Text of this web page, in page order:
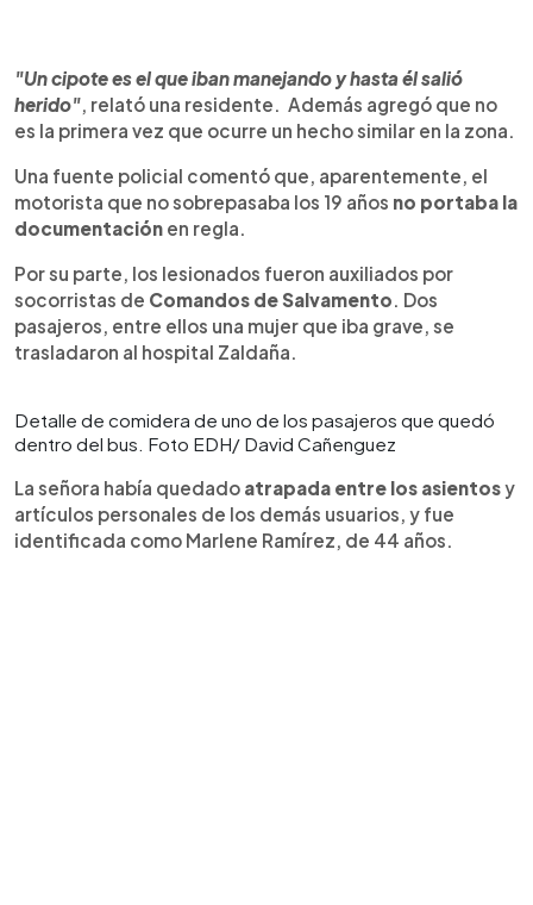
"Un cipote es el que iban manejando y hasta él salió
herido", relató una residente. Además agregó que no
es la primera vez que ocurre un hecho similar en la zona.
Una fuente policial comentó que, aparentemente, el
motorista que no sobrepasaba los 19 años no portaba la
documentación en regla.
Por su parte, los lesionados fueron auxiliados por
socorristas de Comandos de Salvamento. Dos
pasajeros, entre ellos una mujer que iba grave, se
trasladaron al hospital Zaldaña.
Detalle de comidera de uno de los pasajeros que quedó
dentro del bus. Foto EDH/ David Cañenguez
La señora había quedado atrapada entre los asientosy
artículos personales de los demás usuarios, y fue
identificada como Marlene Ramírez, de 44 años.